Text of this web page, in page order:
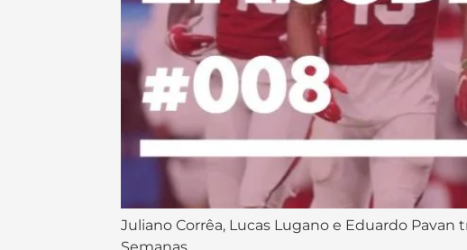
Juliano Corrêa, Lucas Lugano e Eduardo Pavan